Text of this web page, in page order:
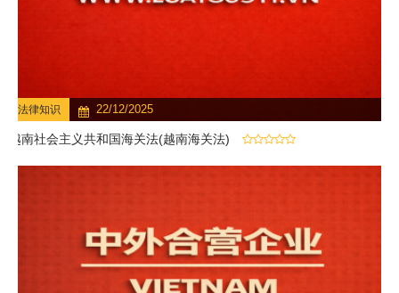
法律知识 22/12/2025
越南社会主义共和国海关法(越南海关法)